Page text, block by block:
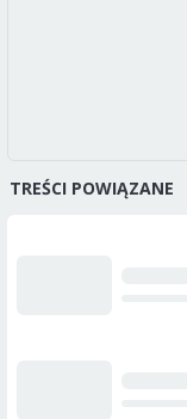
TREŚCI POWIĄZANE